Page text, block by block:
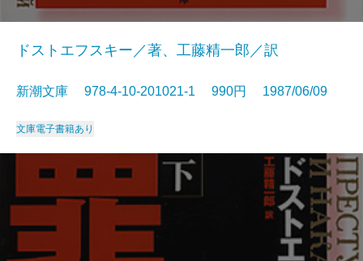
ドストエフスキー／著、工藤精一郎／訳
新潮文庫 978-4-10-201021-1 990円 1987/06/09
文庫電子書籍あり